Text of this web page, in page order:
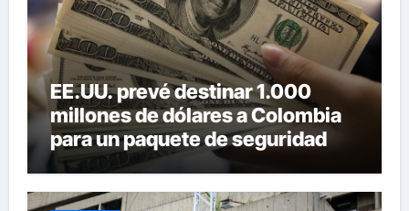
EE.UU. prevé destinar 1.000
millones de dólares a Colombia
para un paquete de seguridad